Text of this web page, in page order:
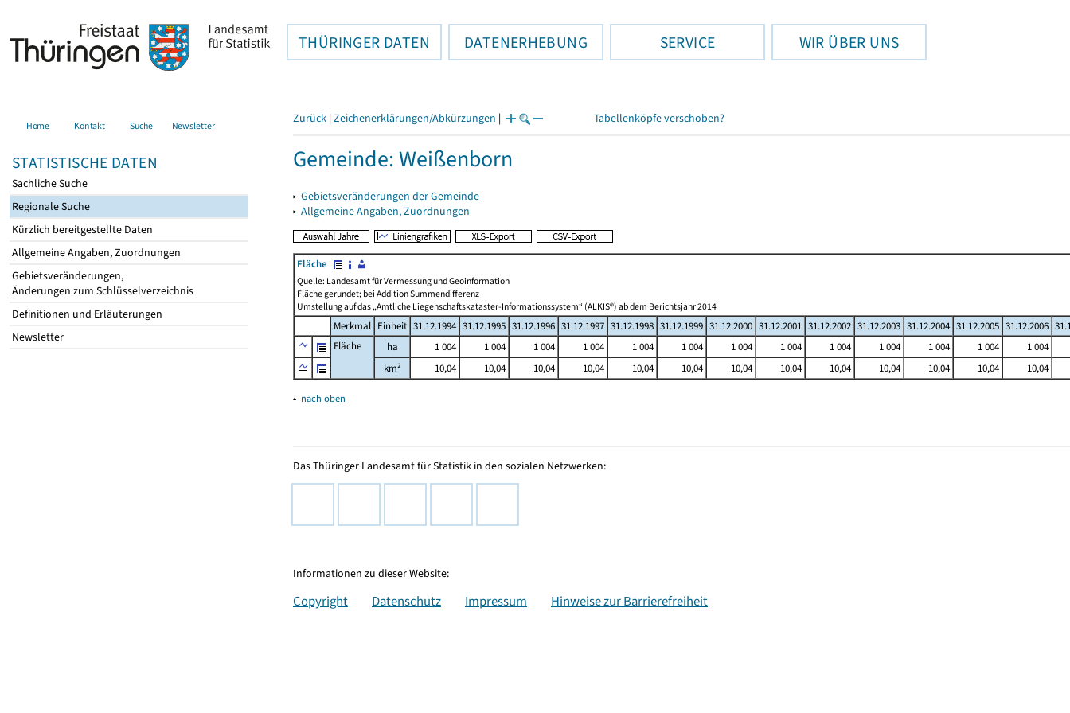
THÜRINGER DATEN DATENERHEBUNG SERVICE WIR ÜBER UNS
Home Kontakt Suche Newsletter
STATISTISCHE DATEN
Sachliche Suche
Regionale Suche
Kürzlich bereitgestellte Daten
Allgemeine Angaben, Zuordnungen
Gebietsveränderungen,
Änderungen zum Schlüsselverzeichnis
Definitionen und Erläuterungen
Newsletter
Zurück | Zeichenerklärungen/Abkürzungen | Tabellenköpfe verschoben?
Gemeinde: Weißenborn
▸ Gebietsveränderungen der Gemeinde
▸ Allgemeine Angaben, Zuordnungen
Fläche
Quelle: Landesamt für Vermessung und Geoinformation
Fläche gerundet; bei Addition Summendifferenz
Umstellung auf das „Amtliche Liegenschaftskataster-Informationssystem“ (ALKIS®) ab dem Berichtsjahr 2014
Merkmal Einheit 31.12.1994 31.12.1995 31.12.1996 31.12.1997 31.12.1998 31.12.1999 31.12.2000 31.12.2001 31.12.2002 31.12.2003 31.12.2004 31.12.2005 31.12.2006
Fläche
ha 1 004 1 004 1 004 1 004 1 004 1 004 1 004 1 004 1 004 1 004 1 004 1 004
1 004
km²
10,04 10,04 10,04 10,04 10,04 10,04 10,04 10,04 10,04 10,04 10,04 10,04 10,04
▴ nach oben
Das Thüringer Landesamt für Statistik in den sozialen Netzwerken:
Informationen zu dieser Website:
Copyright Datenschutz Impressum Hinweise zur Barrierefreiheit